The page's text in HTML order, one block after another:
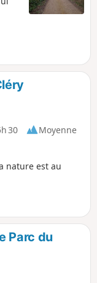
30
Moyenne
nature est au
Parc du